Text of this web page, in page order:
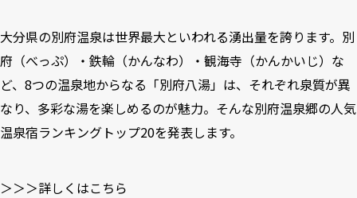
大分県の別府温泉は世界最大といわれる湧出量を誇ります。別
府（べっぷ）・鉄輪（かんなわ）・観海寺（かんかいじ）な
ど、8つの温泉地からなる「別府八湯」は、それぞれ泉質が異
なり、多彩な湯を楽しめるのが魅力。そんな別府温泉郷の人気
温泉宿ランキングトップ20を発表します。
＞＞＞詳しくはこちら